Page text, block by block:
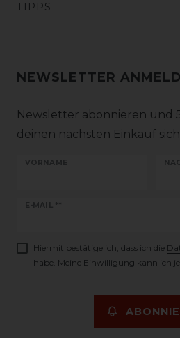
TIPPS
NEWSLETTER
Newsletter abonnieren und
deinen nächsten Einkauf
VORNAME
E-MAIL **
Newsletter
Hiermit bestätige ich, dass ich die
habe. Meine Einwilligung kann ich